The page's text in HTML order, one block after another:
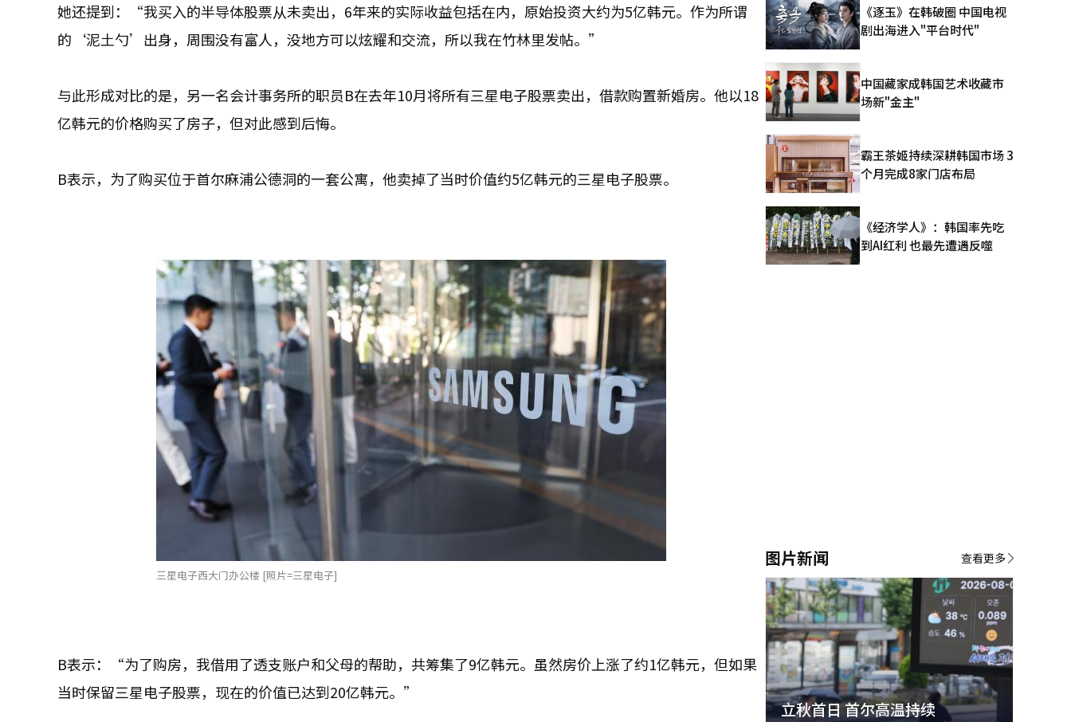
她还提到：“我买入的半导体股票从未卖出，6年来的实际收益包括在内，原始投资大约为5亿韩元。作为所谓
的‘泥土勺’出身，周围没有富人，没地方可以炫耀和交流，所以我在竹林里发帖。”
与此形成对比的是，另一名会计事务所的职员B在去年10月将所有三星电子股票卖出，借款购置新婚房。他以18
亿韩元的价格购买了房子，但对此感到后悔。
B表示，为了购买位于首尔麻浦公德洞的一套公寓，他卖掉了当时价值约5亿韩元的三星电子股票。
三星电子西大门办公楼 [照片=三星电子]
B表示：“为了购房，我借用了透支账户和父母的帮助，共筹集了9亿韩元。虽然房价上涨了约1亿韩元，但如果
当时保留三星电子股票，现在的价值已达到20亿韩元。”
《逐玉》在韩破圈 中国电视
剧出海进入"平台时代"
中国藏家成韩国艺术收藏市
场新"金主"
霸王茶姬持续深耕韩国市场 3
个月完成8家门店布局
《经济学人》：韩国率先吃
到AI红利 也最先遭遇反噬
图片新闻
立秋首日 首尔高温持续
查看更多